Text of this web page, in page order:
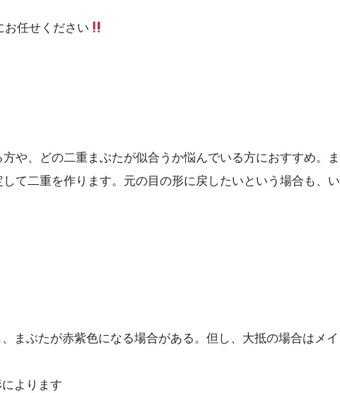
お任せください
や、どの二重まぶたが似合うか悩んでいる方におすすめ。ま
て二重を作ります。元の目の形に戻したいという場合も、い
まぶたが赤紫色になる場合がある。但し、大抵の場合はメイ
よります